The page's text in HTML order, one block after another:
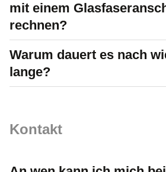
mit einem
rechnen?
Warum dauert es nach
lange?
Kontakt